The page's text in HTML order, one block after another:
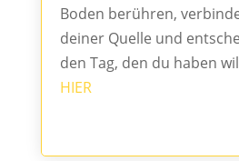
Boden berühren,
deiner Quelle und
den Tag, den du haben
HIER